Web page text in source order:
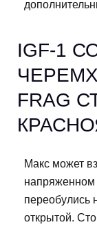
IGF-1
FRAG
Макс может
напряженном
переобулись
открытой.